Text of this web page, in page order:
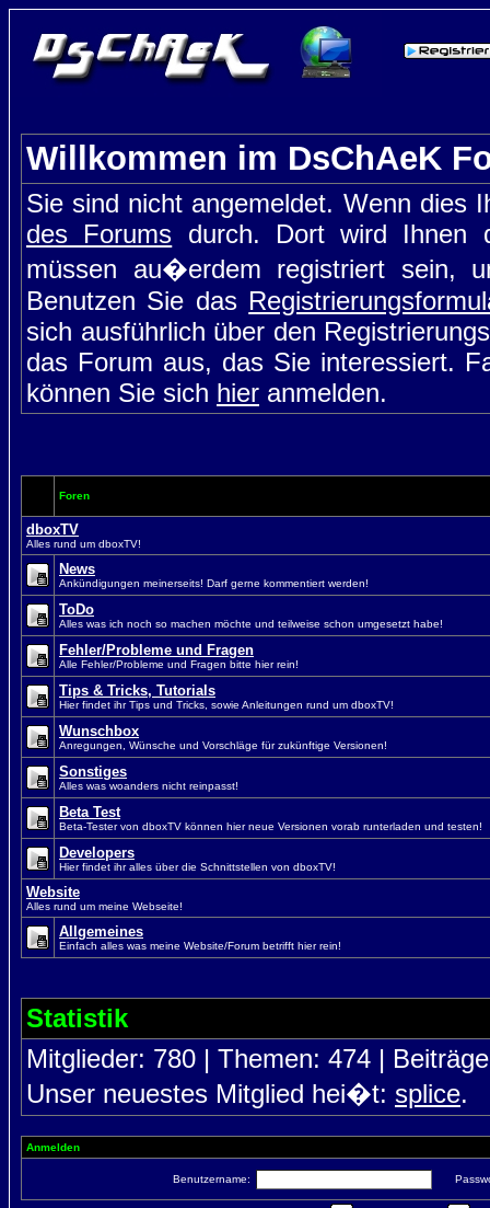
Willkommen im DsChAeK
Sie sind nicht angemeldet. Wenn
des Forums durch. Dort wird Ihnen
müssen au�erdem registriert sein,
Benutzen Sie das
sich ausführlich über den
das Forum aus, das Sie interessiert.
können Sie sich hier anmelden.
Foren
dboxTV
Alles rund um dboxTV!
News
Ankündigungen meinerseits! Darf gerne kommentiert werden!
ToDo
Alles was ich noch so machen möchte und teilweise schon umgesetzt habe!
Fehler/Probleme und Fragen
Alle Fehler/Probleme und Fragen bitte hier rein!
Tips & Tricks, Tutorials
Hier findet ihr Tips und Tricks, sowie Anleitungen rund um dboxTV!
Wunschbox
Anregungen, Wünsche und Vorschläge für zukünftige Versionen!
Sonstiges
Alles was woanders nicht reinpasst!
Beta Test
Beta-Tester von dboxTV können hier neue Versionen vorab runterladen und testen!
Developers
Hier findet ihr alles über die Schnittstellen von dboxTV!
Website
Alles rund um meine Webseite!
Allgemeines
Einfach alles was meine Website/Forum betrifft hier rein!
Statistik
Mitglieder: 780 | Themen: 474 |
Unser neuestes Mitglied hei�t: splice.
Anmelden
Benutzername: